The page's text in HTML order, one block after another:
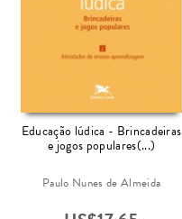
Educação lúdica - Brincadeiras
e jogos populares(...)
Paulo Nunes de Almeida